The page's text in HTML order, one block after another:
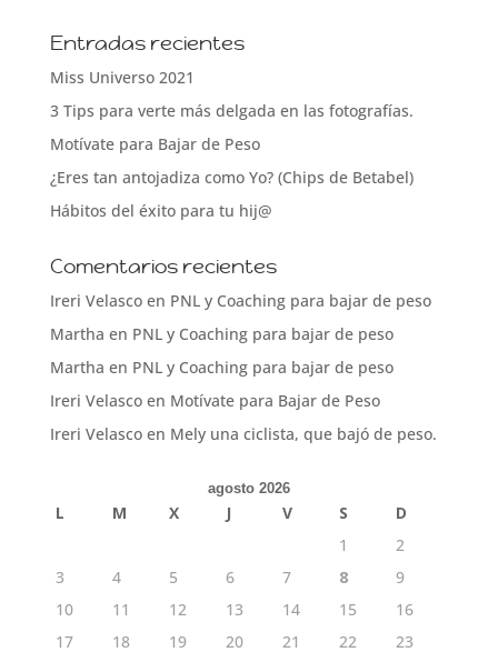
Entradas recientes
Miss Universo 2021
3 Tips para verte más delgada en las fotografías.
Motívate para Bajar de Peso
¿Eres tan antojadiza como Yo? (Chips de Betabel)
Hábitos del éxito para tu hij@
Comentarios recientes
Ireri Velascoen PNL y Coaching para bajar de peso
Martha en PNL y Coaching para bajar de peso
Martha en PNL y Coaching para bajar de peso
Ireri Velascoen Motívate para Bajar de Peso
Ireri Velascoen Mely una ciclista, que bajó de peso.
agosto 2026
L M X J V S
D
1
2
3
4 5 6 7 8
9
10
11 12 13 14 15
16
17
18 19 20 21 22 23